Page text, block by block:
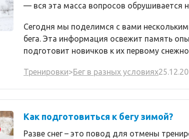
— вся эта масса вопросов обрушивается
Сегодня мы поделимся с вами
бега. Эта информация освежит память
подготовит новичков к их первому
Тренировки>Бег в разных условиях
Как подготовиться к бегу зимой?
Разве снег – это повод для отмены